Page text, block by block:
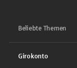
Beliebte Themen
Girokonto